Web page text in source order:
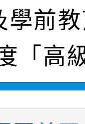
第7次代
115學年
語及新住
市115學
金融知
學前
「高